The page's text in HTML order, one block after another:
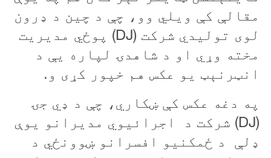
مقالې کې ويلي وو، چې د چين د ډرون
لوی توليدي شرکت (DJ
) پوځي مديريت
مخته وړي او د شاهدۍ لپاره یې د
انټرنېټ يو عکس هم خپور کړی و.
په دغه عکس کې ښکاري، چې د ډي جۍ
(
DJ) شرکت د اجرائيوي مديرانو يوې
ډلې د ځمکنيو افسرانو ښوونځي د